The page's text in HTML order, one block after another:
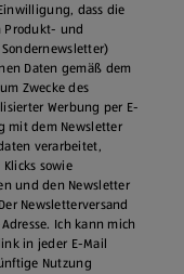
dass die
Produkt- und
Daten gemäß dem
Zwecke des
Werbung per E-
mit dem Newsletter
verarbeitet,
sowie
und den Newsletter
Newsletterversand
Ich kann mich
in jeder E‑Mail
Nutzung